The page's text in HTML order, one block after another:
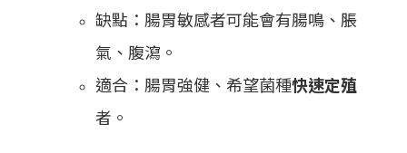
缺點：腸胃敏感者可能會有腸鳴、脹
氣、腹瀉。
適合：腸胃強健、希望菌種快速定殖
者。